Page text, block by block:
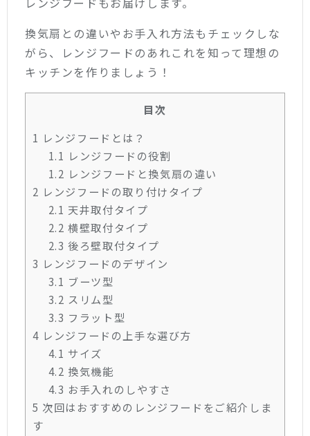
換気扇との違いやお手入れ方法もチェックしな
がら、レンジフードのあれこれを知って理想の
キッチンを作りましょう！
目次
1 レンジフードとは？
1.1 レンジフードの役割
1.2 レンジフードと換気扇の違い
2 レンジフードの取り付けタイプ
2.1 天井取付タイプ
2.2 横壁取付タイプ
2.3 後ろ壁取付タイプ
3 レンジフードのデザイン
3.1 ブーツ型
3.2 スリム型
3.3 フラット型
4 レンジフードの上手な選び方
4.1 サイズ
4.2 換気機能
4.3 お手入れのしやすさ
5 次回はおすすめのレンジフードをご紹介しま
す